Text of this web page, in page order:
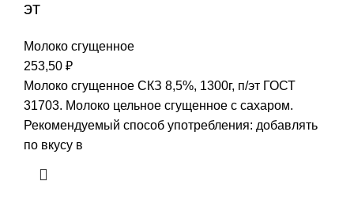
эт
Молоко сгущенное
253,50 ₽
Молоко сгущенное СКЗ 8,5%, 1300г, п/эт ГОСТ
31703. Молоко цельное сгущенное с сахаром.
Рекомендуемый способ употребления: добавлять
по вкусу в